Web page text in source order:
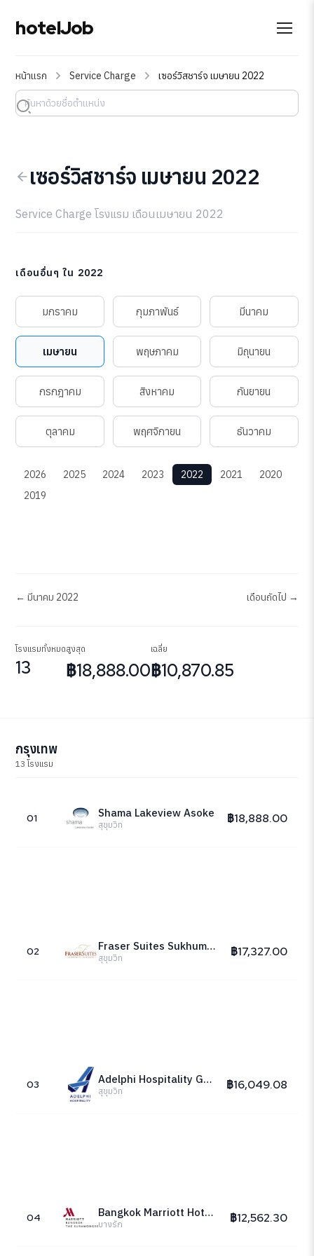
hotelJob
หน้าแรก Service Charge เซอร์วิสชาร์จ เมษายน 2022
เซอร์วิสชาร์จ เมษายน 2022
Service Charge โรงแรม เดือนเมษายน 2022
เดือนอื่นๆ ใน 2022
มกราคม กุมภาพันธ์ มีนาคม
เมษายน พฤษภาคม มิถุนายน
กรกฎาคม สิงหาคม กันยายน
ตุลาคม พฤศจิกายน ธันวาคม
2026 2025 2024 2023 2022 2021
2020
2019
← มีนาคม 2022 เดือนถัดไป →
โรงแรมทั้งหมด
13
สูงสุด
฿18,888.00
เฉลี่ย
฿10,870.85
กรุงเทพ
13 โรงแรม
01 Shama Lakeview Asoke
สุขุมวิท ฿18,888.00
02 Fraser Suites Sukhumvit Bangkok
สุขุมวิท ฿17,327.00
03 Adelphi Hospitality Group
สุขุมวิท ฿16,049.08
04 Bangkok Marriott Hotel The Surawongse
บางรัก ฿12,562.30